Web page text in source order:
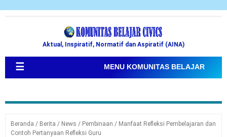
Aktual, Inspiratif, Normatif dan Aspiratif (AINA)
☰ MENU KOMUNITAS BELAJAR
Beranda / Berita / News / Pembinaan / Manfaat Refleksi Pembelajaran dan
Contoh Pertanyaan Refleksi Guru